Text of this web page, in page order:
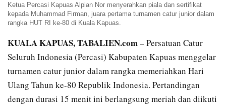
Ketua Percasi Kapuas Alpian Nor menyerahkan piala dan sertifikat
kepada Muhammad Firman, juara pertama turnamen catur junior dalam
rangka HUT RI ke-80 di Kuala Kapuas.
KUALA KAPUAS, TABALIEN.com– Persatuan Catur
Seluruh Indonesia (Percasi) Kabupaten Kapuas menggelar
turnamen catur junior dalam rangka memeriahkan Hari
Ulang Tahun ke-80 Republik Indonesia. Pertandingan
dengan durasi 15 menit ini berlangsung meriah dan diikuti